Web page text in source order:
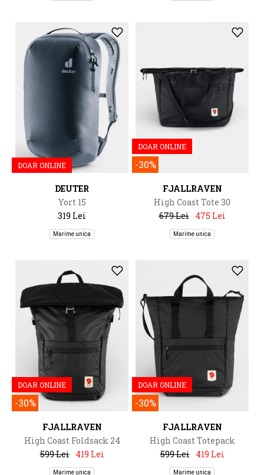
DOAR ONLINE
DEUTER
Yort 15
319 Lei
Marime unica
DOAR ONLINE
-30%
FJALLRAVEN
High Coast Tote 30
679 Lei
475 Lei
Marime unica
DOAR ONLINE
-30%
FJALLRAVEN
High Coast Foldsack 24
599 Lei
419 Lei
Marime unica
DOAR ONLINE
-30%
FJALLRAVEN
High Coast Totepack
599 Lei
419 Lei
Marime unica